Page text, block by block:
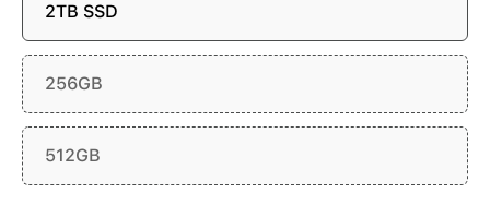
2TB SSD
256GB
512GB